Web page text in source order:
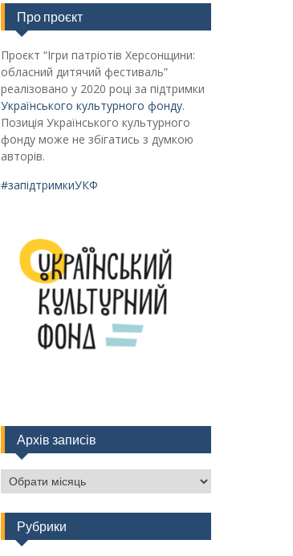
Про проєкт
Проєкт “Ігри патріотів Херсонщини:
обласний дитячий фестиваль”
реалізовано у 2020 році за підтримки
Українського культурного фонду.
Позиція Українського культурного
фонду може не збігатись з думкою
авторів.
#запідтримкиУКФ
Архів записів
Архів
записів
Рубрики